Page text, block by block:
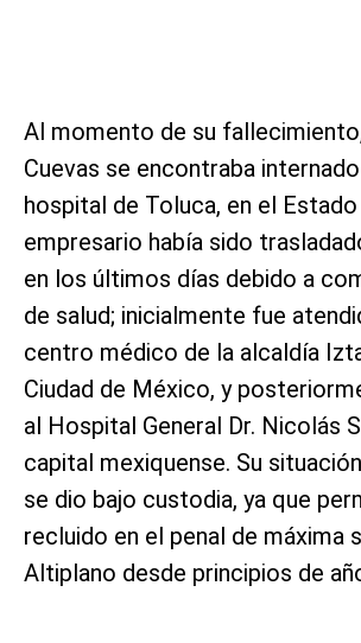
Al momento de su
Cuevas se encontraba
hospital de Toluca, en el
empresario había sido
en los últimos días debido a
de salud; inicialmente fue
centro médico de la alcaldía
Ciudad de México, y
al Hospital General Dr. Nicolás
capital mexiquense. Su
se dio bajo custodia, ya que
recluido en el penal de máxima
Altiplano desde principios de